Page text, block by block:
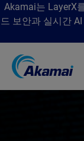
Akamai는 LayerX
드 보안과 실시간